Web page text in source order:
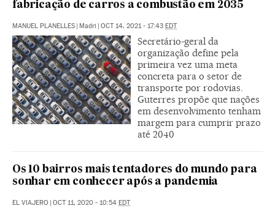
fabricação de carros a combustão em 2035
MANUEL PLANELLES | Madri | OCT 14, 2021 - 17:43 EDT
Secretário-geral da
organização define pela
primeira vez uma meta
concreta para o setor de
transporte por rodovias.
Guterres propõe que nações
em desenvolvimento tenham
margem para cumprir prazo
até 2040
Os 10 bairros mais tentadores do mundo para
sonhar em conhecer após a pandemia
EL VIAJERO | OCT 11, 2020 - 10:54 EDT